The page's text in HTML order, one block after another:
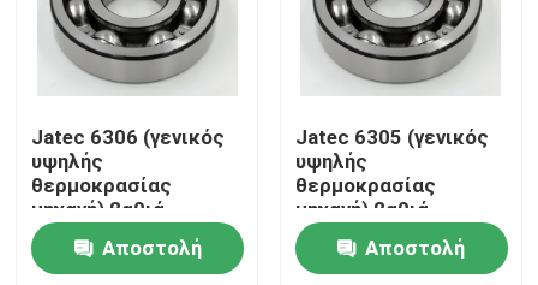
Σφαιρικό ρουλεμάν κυλίνδρων
Βαθύς ένσφαιρος τριβέας αυλακιού
Κυλινδρικό ρουλεμάν κυλίνδρων
Jatec 6306 (γενικός
υψηλής
θερμοκρασίας
μηχανή) βαθιά
ρουλεμάν Gcr15
30×72×19 αυλακιού
Αποστολή
Jatec 6305 (γενικός
υψηλής
θερμοκρασίας
μηχανή) βαθιά
ρουλεμάν Gcr15
25×62×17 αυλακιού
Αποστολή